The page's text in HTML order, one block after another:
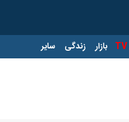
بازار زندگی سایر